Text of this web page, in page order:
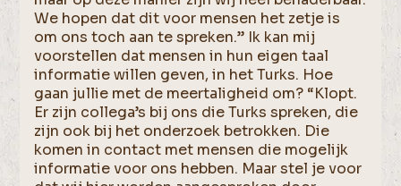
We hopen dat dit voor mensen het zetje is
om ons toch aan te spreken.” Ik kan mij
voorstellen dat mensen in hun eigen taal
informatie willen geven, in het Turks. Hoe
gaan jullie met de meertaligheid om? “Klopt.
Er zijn collega’s bij ons die Turks spreken, die
zijn ook bij het onderzoek betrokken. Die
komen in contact met mensen die mogelijk
informatie voor ons hebben. Maar stel je voor